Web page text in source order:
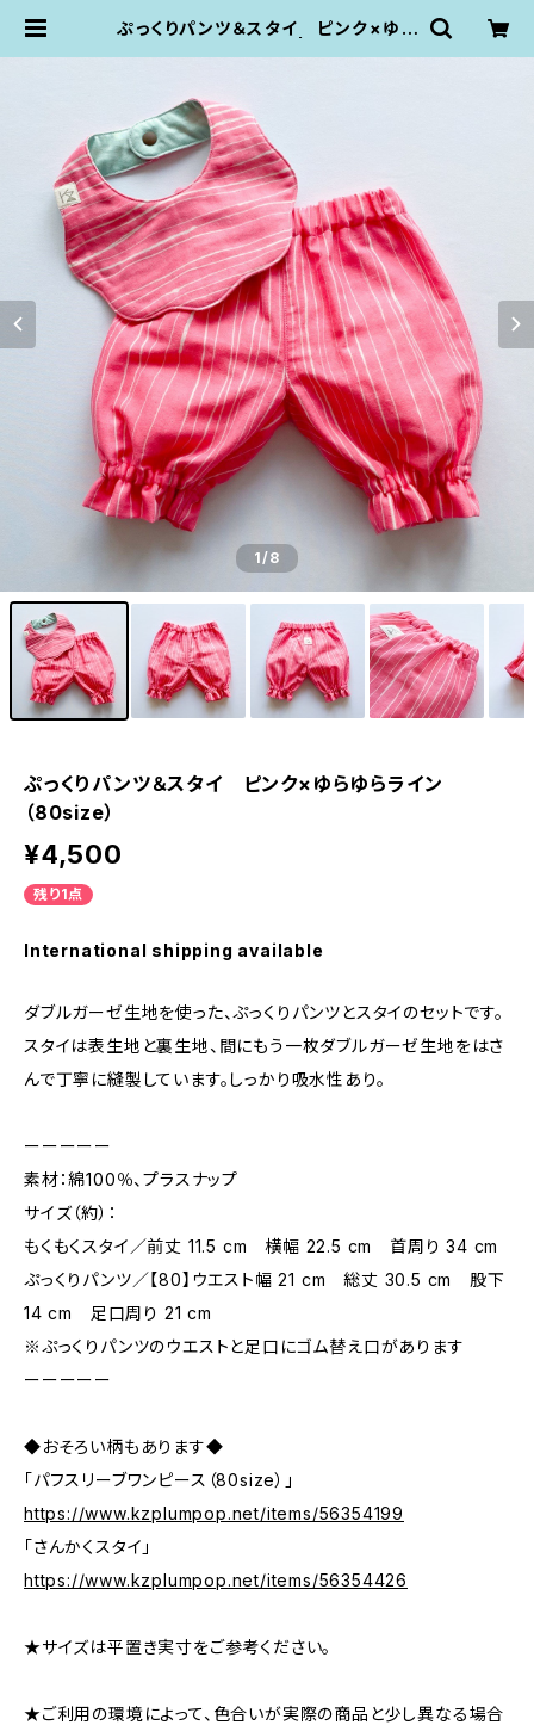
ぷっくりパンツ＆スタイ ピンク×ゆら
1/8
ぷっくりパンツ＆スタイ ピンク×ゆらゆらライン
（80size）
¥4,500
残り1点
International shipping available
ダブルガーゼ生地を使った、ぷっくりパンツとスタイのセットです。
スタイは表生地と裏生地、間にもう一枚ダブルガーゼ生地をはさ
んで丁寧に縫製しています。しっかり吸水性あり。
ーーーーー
素材：綿100％、プラスナップ
サイズ（約）：
もくもくスタイ／前丈 11.5 cm 横幅 22.5 cm 首周り 34 cm
ぷっくりパンツ／【80】ウエスト幅 21 cm 総丈 30.5 cm 股下
14 cm 足口周り 21 cm
※ぷっくりパンツのウエストと足口にゴム替え口があります
ーーーーー
◆おそろい柄もあります◆
「パフスリーブワンピース（80size）」
https://www.kzplumpop.net/items/56354199
「さんかくスタイ」
https://www.kzplumpop.net/items/56354426
★サイズは平置き実寸をご参考ください。
★ご利用の環境によって、色合いが実際の商品と少し異なる場合